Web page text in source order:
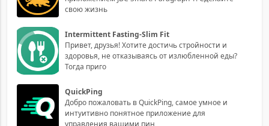
свою жизнь
Intermittent Fasting-Slim Fit
Привет, друзья! Хотите достичь стройности и
здоровья, не отказываясь от излюбленной еды?
Тогда приго
QuickPing
Добро пожаловать в QuickPing, самое умное и
интуитивно понятное приложение для
управления вашими пин